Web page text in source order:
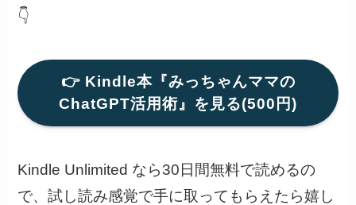
👇
👉 Kindle本『みっちゃんママの
ChatGPT活用術』を見る(500円)
Kindle Unlimited なら30日間無料で読めるの
で、試し読み感覚で手に取ってもらえたら嬉し